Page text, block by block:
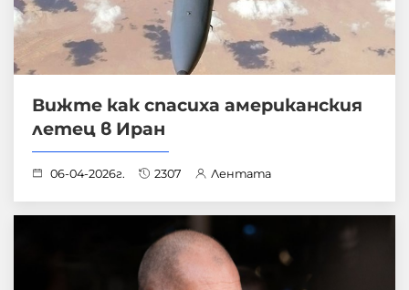
Вижте как спасиха американския
летец в Иран
06-04-2026г. 2307 Лентата